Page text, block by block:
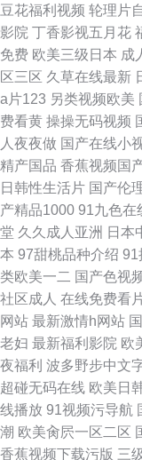
豆花福利视频 轮理片
影院 丁香影视五月花
免费 欧美三级日本 成
区三区 久草在线最新
a片123 另类视频欧美
费看黄 操操无码视频
人夜夜做 国产在线小
精产国品 香蕉视频国
日韩性生活片 国产伦
产精品1000 91九色在
堂 久久成人亚洲 日本
本 97甜桃品种介绍 91
类欧美一二 国产色视
社区成人 在线免费看
网站 最新激情h网站
老妇 最新福利影院 欧
夜福利 波多野步中文
超碰无码在线 欧美日
线播放 91视频污导航
潮 欧美肏屄一区二区
香蕉视频下载污版 三